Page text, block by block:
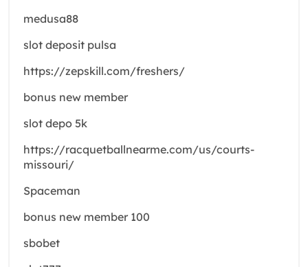
medusa88
slot deposit pulsa
https://zepskill.com/freshers/
bonus new member
slot depo 5k
https://racquetballnearme.com/us/courts-
missouri/
Spaceman
bonus new member 100
sbobet